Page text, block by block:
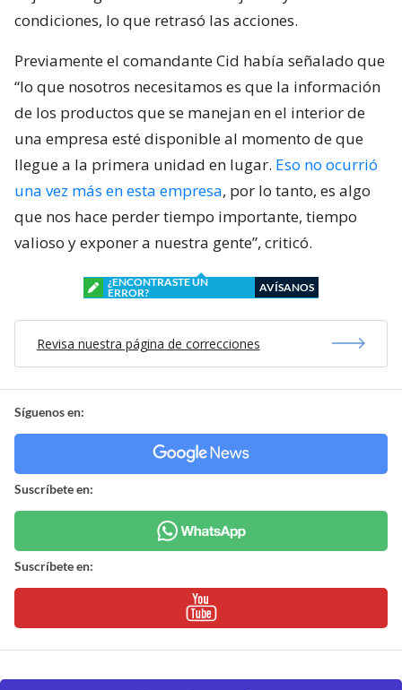
condiciones, lo que retrasó las acciones.
Previamente el comandante Cid había señalado que
“lo que nosotros necesitamos es que la información
de los productos que se manejan en el interior de
una empresa esté disponible al momento de que
llegue a la primera unidad en lugar. Eso no ocurrió
una vez más en esta empresa, por lo tanto, es algo
que nos hace perder tiempo importante, tiempo
valioso y exponer a nuestra gente”, criticó.
¿ENCONTRASTE UN
ERROR?
AVÍSANOS
Revisa nuestra página de correcciones
Síguenos en:
Suscríbete en:
Suscríbete en: